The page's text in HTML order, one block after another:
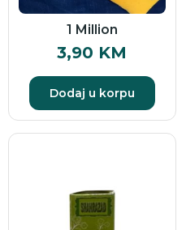
1 Million
3,90 KM
Dodaj u korpu